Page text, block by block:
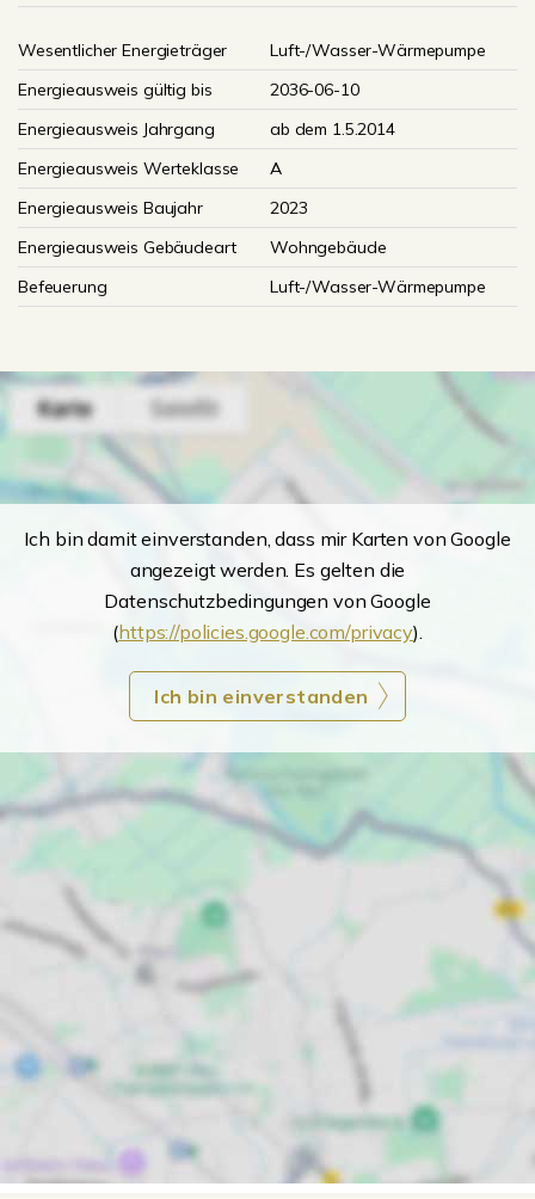
Wesentlicher Energieträger
Luft-/Wasser-Wärmepumpe
Energieausweis gültig bis
2036-06-10
Energieausweis Jahrgang
ab dem 1.5.2014
Energieausweis Werteklasse
A
Energieausweis Baujahr
2023
Energieausweis Gebäudeart
Wohngebäude
Befeuerung
Luft-/Wasser-Wärmepumpe
Ich bin damit einverstanden, dass mir Karten von Google
angezeigt werden. Es gelten die
Datenschutzbedingungen von Google
(https://policies.google.com/privacy).
Ich bin einverstanden